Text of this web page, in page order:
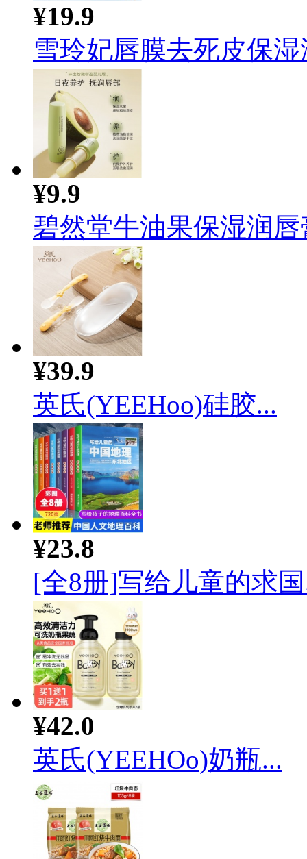
¥19.9
雪玲妃唇膜去死皮保湿
¥9.9
碧然堂牛油果保湿润唇
¥39.9
英氏(YEEHoo)硅胶...
¥23.8
[全8册]写给儿童的求
¥42.0
英氏(YEEHOo)奶瓶...